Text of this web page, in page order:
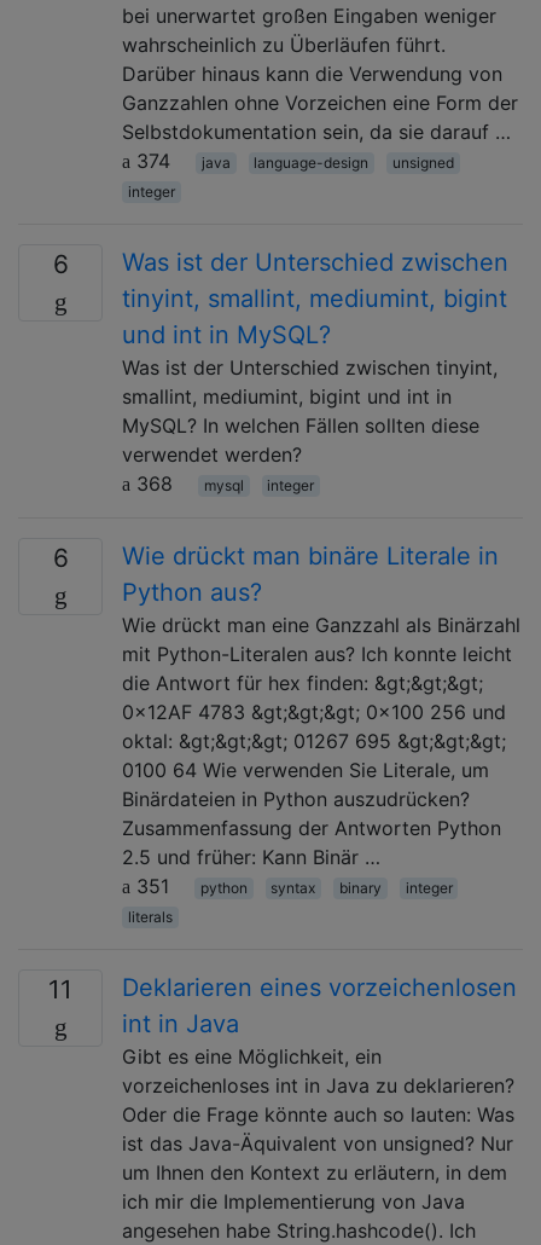
bei unerwartet großen Eingaben weniger
wahrscheinlich zu Überläufen führt.
Darüber hinaus kann die Verwendung von
Ganzzahlen ohne Vorzeichen eine Form der
Selbstdokumentation sein, da sie darauf …
374
java language-design
unsigned
integer
6
Was ist der Unterschied zwischen
tinyint, smallint, mediumint, bigint
und int in MySQL?
Was ist der Unterschied zwischen tinyint,
smallint, mediumint, bigint und int in
MySQL? In welchen Fällen sollten diese
verwendet werden?
368
mysql integer
6
Wie drückt man binäre Literale in
Python aus?
Wie drückt man eine Ganzzahl als Binärzahl
mit Python-Literalen aus? Ich konnte leicht
die Antwort für hex finden: &gt;&gt;&gt;
0x12AF 4783 &gt;&gt;&gt; 0x100 256 und
oktal: &gt;&gt;&gt; 01267 695 &gt;&gt;&gt;
0100 64 Wie verwenden Sie Literale, um
Binärdateien in Python auszudrücken?
Zusammenfassung der Antworten Python
2.5 und früher: Kann Binär …
351
python syntax binary
integer
literals
11
Deklarieren eines vorzeichenlosen
int in Java
Gibt es eine Möglichkeit, ein
vorzeichenloses int in Java zu deklarieren?
Oder die Frage könnte auch so lauten: Was
ist das Java-Äquivalent von unsigned? Nur
um Ihnen den Kontext zu erläutern, in dem
ich mir die Implementierung von Java
angesehen habe String.hashcode(). Ich